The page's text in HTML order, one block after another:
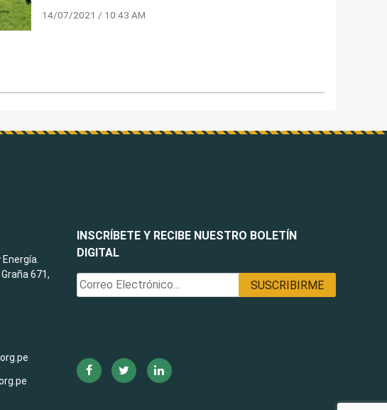
14/07/2021 / 10:43 AM
INSCRÍBETE Y RECIBE NUESTRO BOLETÍN
DIGITAL
671,